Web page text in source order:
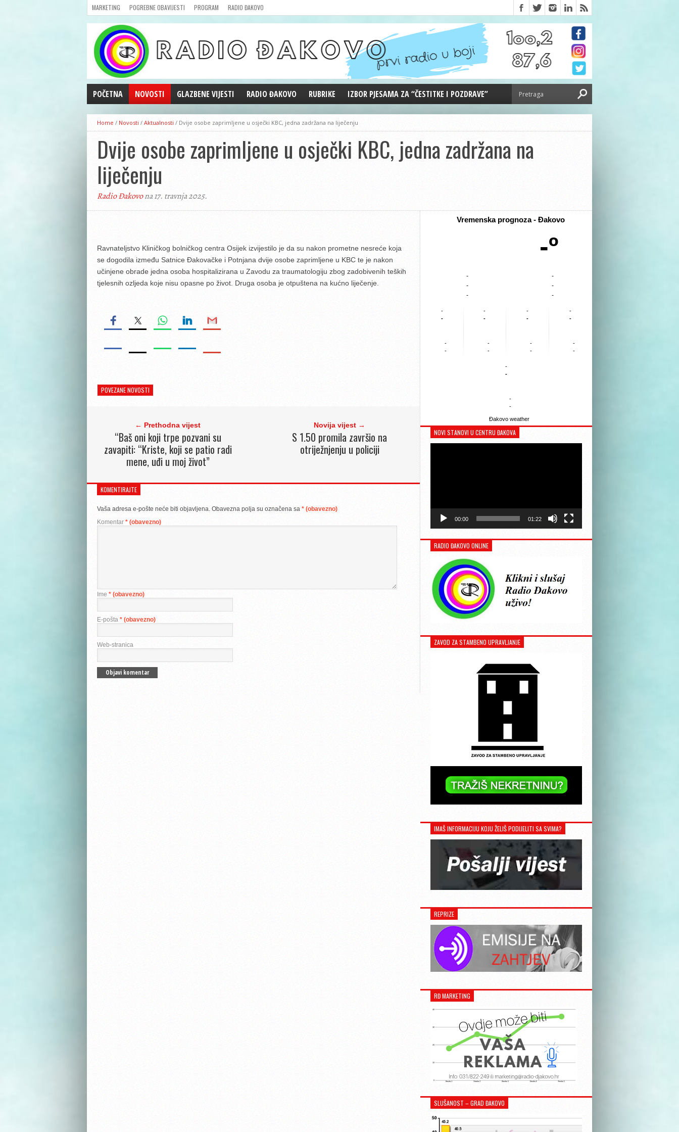
MARKETING POGREBNE OBAVIJESTI PROGRAM RADIO ĐAKOVO
POČETNA NOVOSTI
AKTUALNOSTI
CRNA KRONIKA
POLITIKA
ZANIMLJIVOSTI
GOSPODARSTVO
KULTURA
ŠPORT
GLAZBENE VIJESTI RADIO ĐAKOVO
MARKETING
RUBRIKE
REPRIZE EMISIJA
DOBRE VIBRACIJE
ĐAKOVO GRADE
WEB ANKETA
IZBOR PJESAMA ZA “ČESTITKE I POZDRAVE”
Home / Novosti / Aktualnosti / Dvije osobe zaprimljene u osječki KBC, jedna zadržana na liječenju
Dvije osobe zaprimljene u osječki KBC, jedna zadržana na
liječenju
Radio Đakovona 17. travnja 2025.
Ravnateljstvo Kliničkog bolničkog centra Osijek izvijestilo je da su nakon prometne nesreće koja
se dogodila između Satnice Đakovačke i Potnjana dvije osobe zaprimljene u KBC te je nakon
učinjene obrade jedna osoba hospitalizirana u Zavodu za traumatologiju zbog zadobivenih teških
tjelesnih ozljeda koje nisu opasne po život. Druga osoba je otpuštena na kućno liječenje.
POVEZANE NOVOSTI
← Prethodna vijest
“Baš oni koji trpe pozvani su
zavapiti: “Kriste, koji se patio radi
mene, uđi u moj život”
Novija vijest →
S 1.50 promila završio na
otriježnjenju u policiji
KOMENTIRAJTE
Vaša adresa e-pošte neće biti objavljena. Obavezna polja su označena sa * (obavezno)
Komentar * (obavezno)
Ime * (obavezno)
E-pošta * (obavezno)
Web-stranica
Vremenska prognoza - Đakovo
-º
-
-
-
-
-
-
-
-
-
-
-
-
-
-
-
-
-
-
-
-
-
-
-
-
-
-
Đakovo weather
NOVI STANOVI U CENTRU ĐAKOVA
00:00 01:22
RADIO ĐAKOVO ONLINE
ZAVOD ZA STAMBENO UPRAVLJANJE
IMAŠ INFORMACIJU KOJU ŽELIŠ PODIJELITI SA SVIMA?
REPRIZE
RĐ MARKETING
SLUŠANOST – GRAD ĐAKOVO